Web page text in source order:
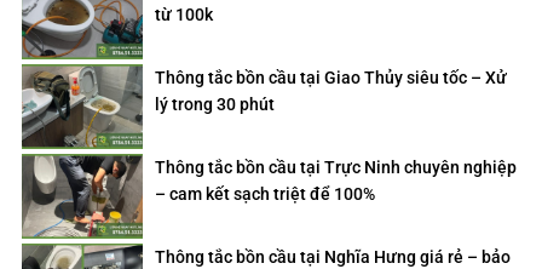
từ 100k
Thông tắc bồn cầu tại Giao Thủy siêu tốc – Xử
lý trong 30 phút
Thông tắc bồn cầu tại Trực Ninh chuyên nghiệp
– cam kết sạch triệt để 100%
Thông tắc bồn cầu tại Nghĩa Hưng giá rẻ – bảo